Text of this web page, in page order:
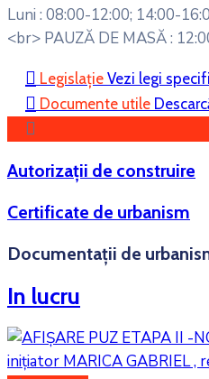
Luni : 08:00-12:00; 14:00-
<br> PAUZĂ DE MASĂ :
Legislație Vezi legi
Documente utile
Autorizații de construire
Certificate de urbanism
Documentații de
In lucru